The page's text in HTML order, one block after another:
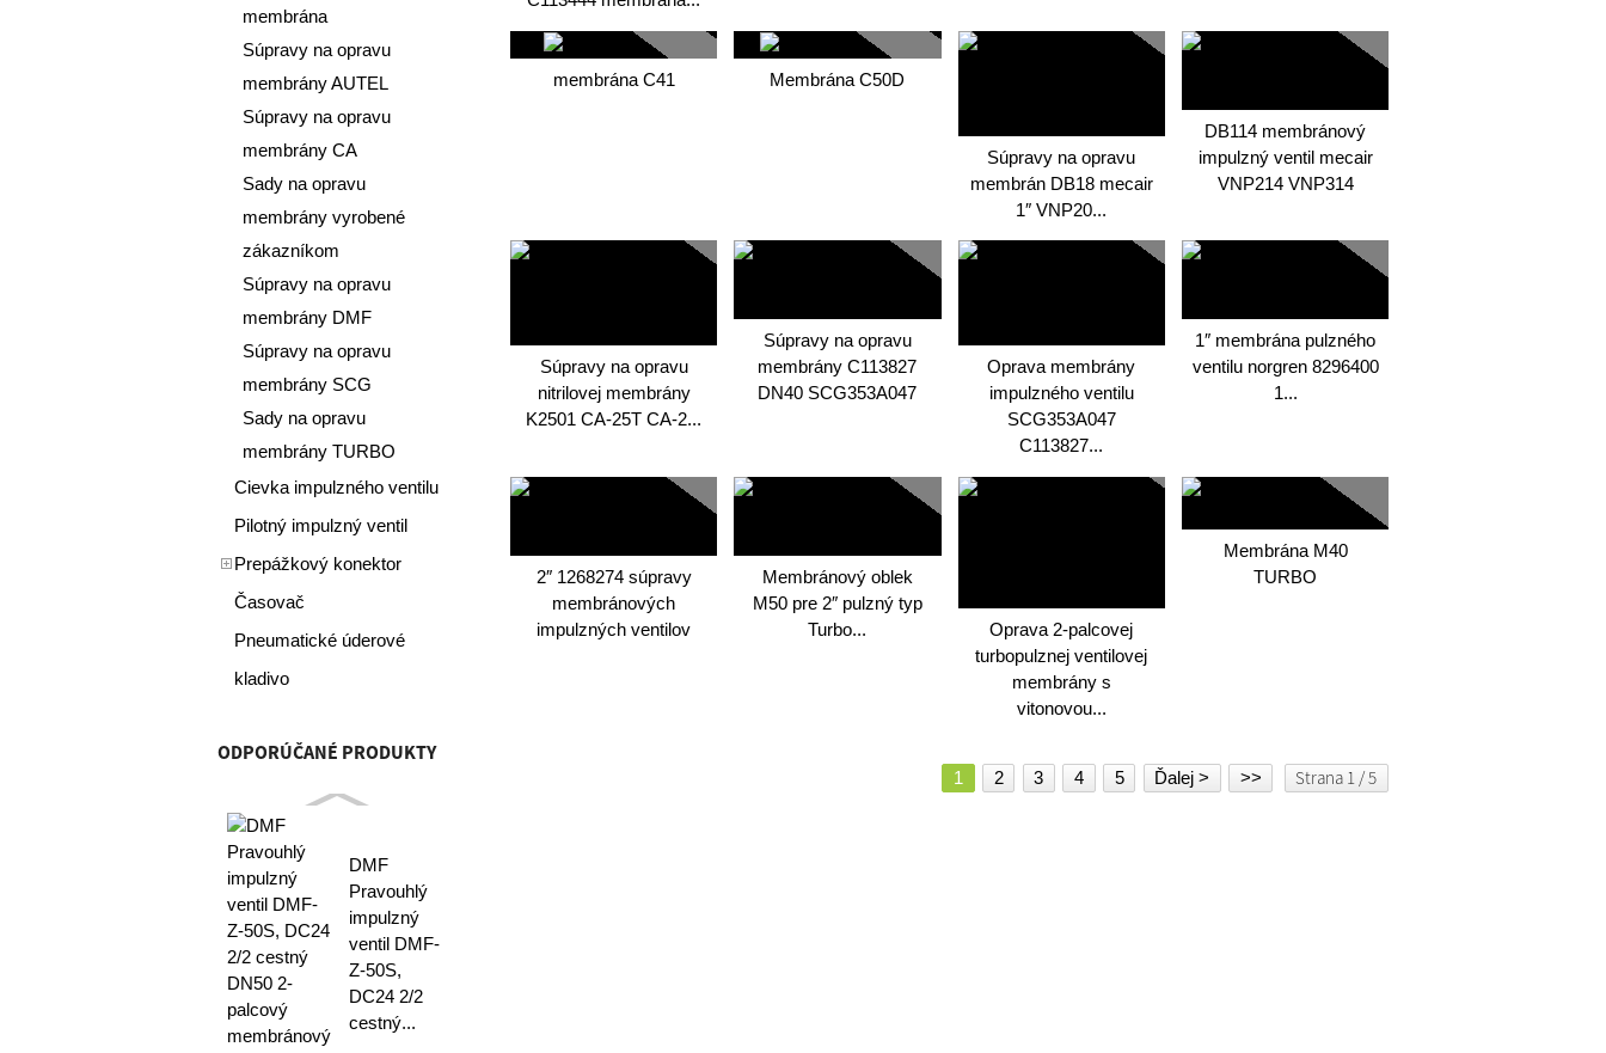
membrána
Súpravy na opravu
membrány AUTEL
Súpravy na opravu
membrány CA
Sady na opravu
membrány vyrobené
zákazníkom
Súpravy na opravu
membrány DMF
Súpravy na opravu
membrány SCG
Sady na opravu
membrány TURBO
Cievka impulzného ventilu
Pilotný impulzný ventil
Prepážkový konektor
Časovač
Pneumatické úderové
kladivo
ODPORÚČANÉ PRODUKTY
DMF
Pravouhlý
impulzný
ventil DMF-
Z-50S,
DC24 2/2
cestný...
membrána C41 Membrána C50D
Súpravy na opravu
membrán DB18 mecair
1″ VNP20...
DB114 membránový
impulzný ventil mecair
VNP214 VNP314
Súpravy na opravu
nitrilovej membrány
K2501 CA-25T CA-2...
Súpravy na opravu
membrány C113827
DN40 SCG353A047
Oprava membrány
impulzného ventilu
SCG353A047
C113827...
1″ membrána pulzného
ventilu norgren 8296400
1...
2″ 1268274 súpravy
membránových
impulzných ventilov
Membránový oblek
M50 pre 2″ pulzný typ
Turbo...
Oprava 2-palcovej
turbopulznej ventilovej
membrány s
vitonovou...
Membrána M40
TURBO
1 2 3 4 5 Ďalej > >> Strana 1 / 5